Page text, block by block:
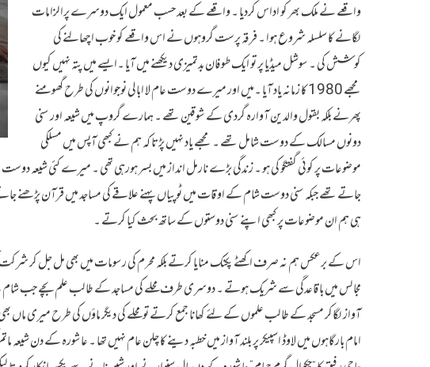
واقعے نے ملک بھر کو اداس کردیا ۔ واقعے کے بعد حسب معمول ایک دوسرے پرالزامات
لگانے کا سلسلہ شروع ہوا ۔ فرقہ پرست گروہوں نے اس واقعے کو خوب اچھالنے کی
کوشش کی ۔ سوشل میڈیا پر تو ایک طوفان بدتمیزی دیکھنے میں آیا ۔ایسے میں پتہ نہیں کیوں
مجھے 1980 کا زمانہ یاد آیا ۔میں اور میرے دوست عام لا ابالی نوجوانوں کی طرح گھومنے
پھرنے بلکہ بقول والدین آوارہ گردی کے شوقین تھے ۔ ہمارے گروپ میں شیعہ اور سنی
دونوں مسالک کے دوست شامل تھے ۔ مجھے یاد نہیں پڑتا کہ ہم نے کبھی آپس میں مسلکی
موضوعات پر کوئی گفتگو کی ہو ۔ زندگی بڑے نارمل انداز میں بسر ہورہی تھی ۔ میرے کئی شیعہ
جاتے تھے جبکہ سنی دوست شام کے اوقات میں ٹوپیاں پہنے علاقے کی مساجد میں قرآن پڑھنے
ہی ہم ان موضوعات پر کبھی اپنے سنی دوستوں کے ساتھ بحث کیا کرتے ۔
اس کے برعکس ہم نہ صرف اکھٹے پکنک منایا کرتے بلکہ محرم کی رسومات میں بھی مل جل کر
مجالس میں باقاعدگی سے شریک ہوتے ۔ دوسری طرف محلے کی مساجد کے طالب علم بچے جب
آواز لگاکر مسجد کے طالب علموں کے لئے کھانا جمع کرتے تو محلے کی دیگر ماؤں کی طرح میری ماں
امام بارگاہوں میں لاوڈ اسپیکر پر بلند آواز میں خطبہ دینے کا چلن عام نہیں تھا ۔ عاشورہ کے دن